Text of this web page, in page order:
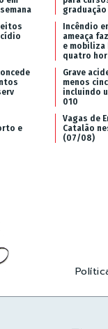
Incêndio
ameaça
e mobiliza
quatro
Grave
menos
incluindo
010
e
Vagas de
Catalão
(07/08)